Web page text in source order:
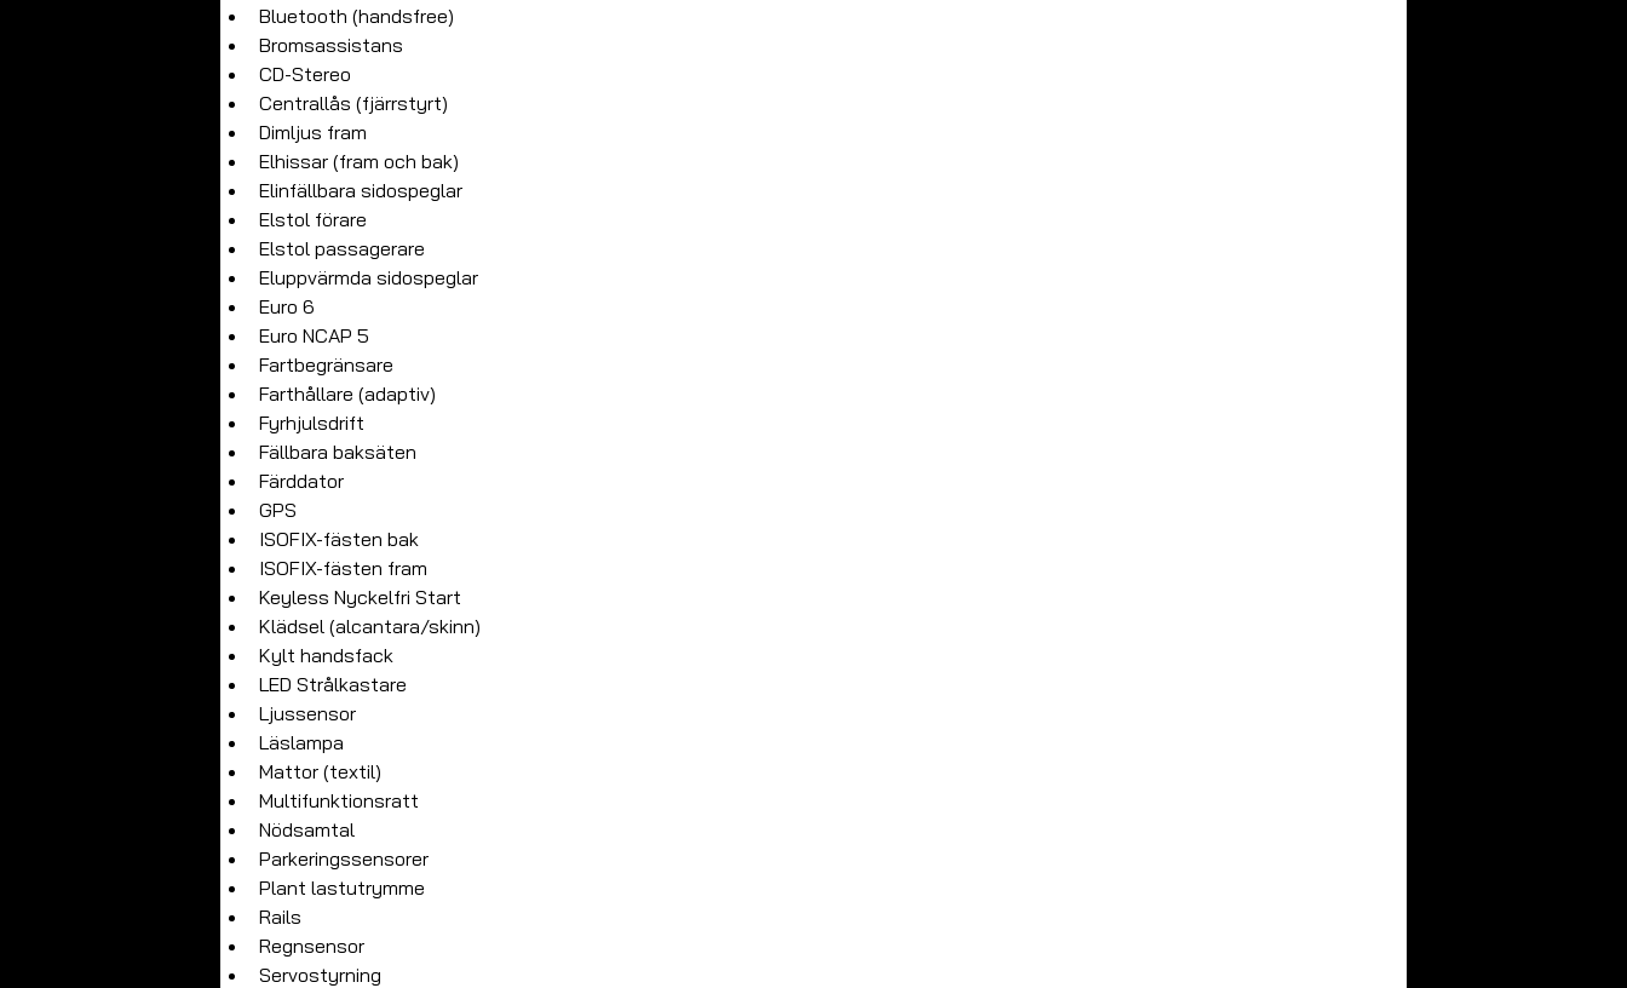
Bluetooth (handsfree)
Bromsassistans
CD-Stereo
Centrallås (fjärrstyrt)
Dimljus fram
Elhissar (fram och bak)
Elinfällbara sidospeglar
Elstol förare
Elstol passagerare
Eluppvärmda sidospeglar
Euro 6
Euro NCAP 5
Fartbegränsare
Farthållare (adaptiv)
Fyrhjulsdrift
Fällbara baksäten
Färddator
GPS
ISOFIX-fästen bak
ISOFIX-fästen fram
Keyless Nyckelfri Start
Klädsel (alcantara/skinn)
Kylt handsfack
LED Strålkastare
Ljussensor
Läslampa
Mattor (textil)
Multifunktionsratt
Nödsamtal
Parkeringssensorer
Plant lastutrymme
Rails
Regnsensor
Servostyrning